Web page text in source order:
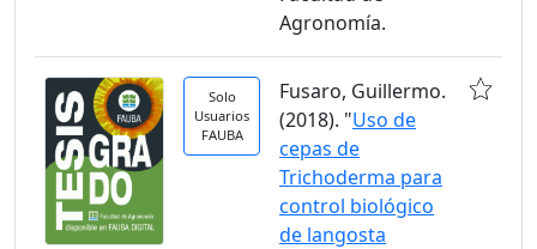
Agronomía.
Solo
Usuarios
FAUBA
Fusaro, Guillermo.
(2018). "Uso de
cepas de
Trichoderma para
control biológico
de langosta